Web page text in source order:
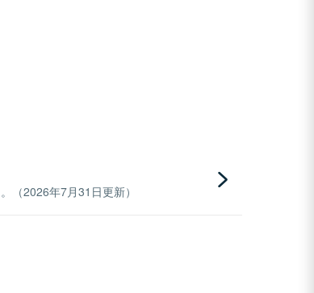
（2026年7月31日更新）